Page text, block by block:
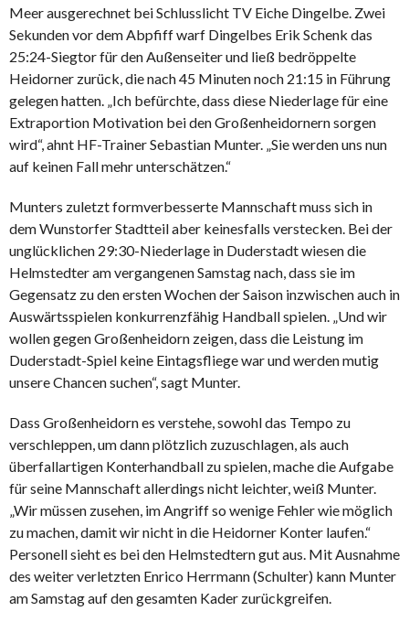
Meer ausgerechnet bei Schlusslicht TV Eiche Dingelbe. Zwei
Sekunden vor dem Abpfiff warf Dingelbes Erik Schenk das
25:24-Siegtor für den Außenseiter und ließ bedröppelte
Heidorner zurück, die nach 45 Minuten noch 21:15 in Führung
gelegen hatten. „Ich befürchte, dass diese Niederlage für eine
Extraportion Motivation bei den Großenheidornern sorgen
wird“, ahnt HF-Trainer Sebastian Munter. „Sie werden uns nun
auf keinen Fall mehr unterschätzen.“
Munters zuletzt formverbesserte Mannschaft muss sich in
dem Wunstorfer Stadtteil aber keinesfalls verstecken. Bei der
unglücklichen 29:30-Niederlage in Duderstadt wiesen die
Helmstedter am vergangenen Samstag nach, dass sie im
Gegensatz zu den ersten Wochen der Saison inzwischen auch in
Auswärtsspielen konkurrenzfähig Handball spielen. „Und wir
wollen gegen Großenheidorn zeigen, dass die Leistung im
Duderstadt-Spiel keine Eintagsfliege war und werden mutig
unsere Chancen suchen“, sagt Munter.
Dass Großenheidorn es verstehe, sowohl das Tempo zu
verschleppen, um dann plötzlich zuzuschlagen, als auch
überfallartigen Konterhandball zu spielen, mache die Aufgabe
für seine Mannschaft allerdings nicht leichter, weiß Munter.
„Wir müssen zusehen, im Angriff so wenige Fehler wie möglich
zu machen, damit wir nicht in die Heidorner Konter laufen.“
Personell sieht es bei den Helmstedtern gut aus. Mit Ausnahme
des weiter verletzten Enrico Herrmann (Schulter) kann Munter
am Samstag auf den gesamten Kader zurückgreifen.